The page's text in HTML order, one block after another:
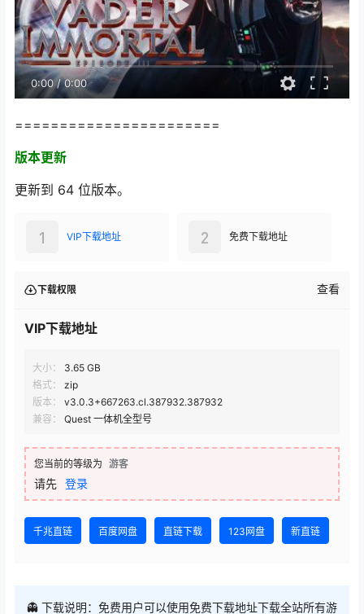
0:00/0:00
=======================
版本更新
更新到 64 位版本。
VIP下载地址
1 免费下载地址
2
下载权限 查看
VIP下载地址
大小：
3.65 GB
格式：
zip
版本：
v3.0.3+667263.cl.387932.387932
兼容：
Quest 一体机全型号
您当前的等级为 游客
请先 登录
千兆直链 百度网盘 直链下载 123网盘 新直链
👻 下载说明：免费用户可以使用免费下载地址下载全站所有游